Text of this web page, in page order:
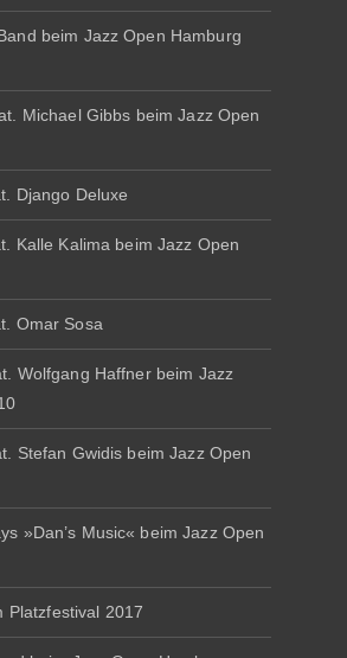
beim Jazz Open Hamburg
Michael Gibbs beim Jazz Open
Django Deluxe
Kalle Kalima beim Jazz Open
Omar Sosa
Wolfgang Haffner beim Jazz
Stefan Gwidis beim Jazz Open
»Dan’s Music« beim Jazz Open
Platzfestival 2017